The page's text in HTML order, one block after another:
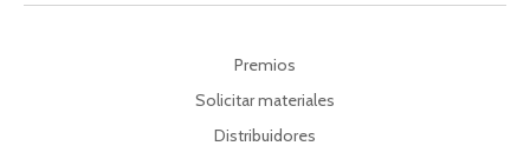
Premios
Solicitar materiales
Distribuidores